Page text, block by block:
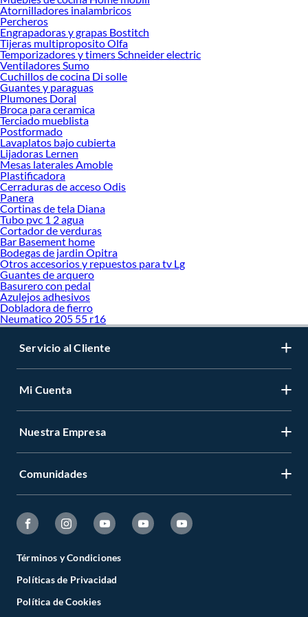
Encuentra todo lo necesario para tus proyectos de renovación y decoración.
¡Visítanos y haz tus ideas realidad!
Atornilladores inalambricos
Percheros
Engrapadoras y grapas Bostitch
Tijeras multiproposito Olfa
Temporizadores y timers Schneider electric
Ventiladores Sumo
Cuchillos de cocina Di solle
Guantes y paraguas
Plumones Doral
Broca para ceramica
Terciado mueblista
Postformado
Lavaplatos bajo cubierta
Lijadoras Lernen
Mesas laterales Amoble
Plastificadora
Cerraduras de acceso Odis
Panera
Cortinas de tela Diana
Tubo pvc 1 2 agua
Cortador de verduras
Bar Basement home
Bodegas de jardin Opitra
Otros accesorios y repuestos para tv Lg
Guantes de arquero
Basurero con pedal
Azulejos adhesivos
Dobladora de fierro
Neumatico 205 55 r16
Servicio al Cliente
Mi Cuenta
Nuestra Empresa
Comunidades
Términos y Condiciones
Políticas de Privacidad
Política de Cookies